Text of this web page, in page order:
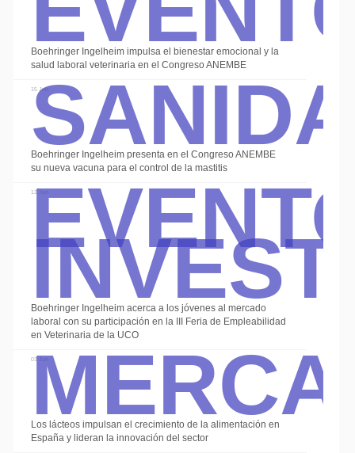
Boehringer Ingelheim impulsa el bienestar emocional y la
salud laboral veterinaria en el Congreso ANEMBE
15 Jun
Boehringer Ingelheim presenta en el Congreso ANEMBE
su nueva vacuna para el control de la mastitis
12 Jun
Boehringer Ingelheim acerca a los jóvenes al mercado
laboral con su participación en la III Feria de Empleabilidad
en Veterinaria de la UCO
03 Jun
Los lácteos impulsan el crecimiento de la alimentación en
España y lideran la innovación del sector